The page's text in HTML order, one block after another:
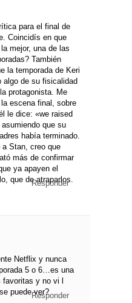
para el final de
Coincidís en que
mejor, una de las
También
la temporada de Keri
algo de su fisicalidad
protagonista. Me
escena final, sobre
le dice: «we raised
que su
había terminado.
a Stan, creo que
más de confirmar
ya apayen el
que de atraparlos.
Responder
Netflix y nunca
5 o 6…es una
y no vi l
puede ver?Responder